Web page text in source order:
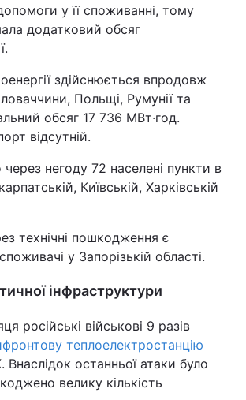
у її споживанні, тому
додатковий обсяг
здійснюється впродовж
Польщі, Румунії та
обсяг 17 736 МВт·год.
відсутній.
негоду 72 населені пункти в
Київській, Харківській
технічні пошкодження є
у Запорізькій області.
інфраструктури
російські військові 9 разів
теплоелектростанцію
Внаслідок останньої атаки було
велику кількість